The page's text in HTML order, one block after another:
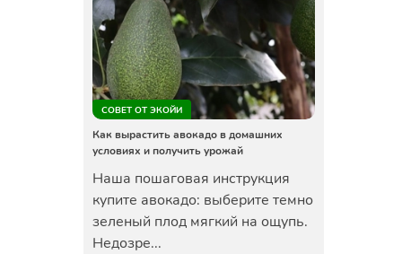
СОВЕТ ОТ ЭКОЙИ
Как вырастить авокадо в домашних
условиях и получить урожай
Наша пошаговая инструкция
купите авокадо: выберите темно
зеленый плод мягкий на ощупь.
Недозре...